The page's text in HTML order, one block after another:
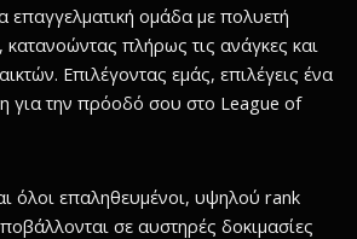
επαγγελματική ομάδα με πολυετή
πλήρως τις ανάγκες και
Επιλέγοντας εμάς, επιλέγεις ένα
για την πρόοδό σου στο League of
όλοι επαληθευμένοι, υψηλού rank
σε αυστηρές δοκιμασίες